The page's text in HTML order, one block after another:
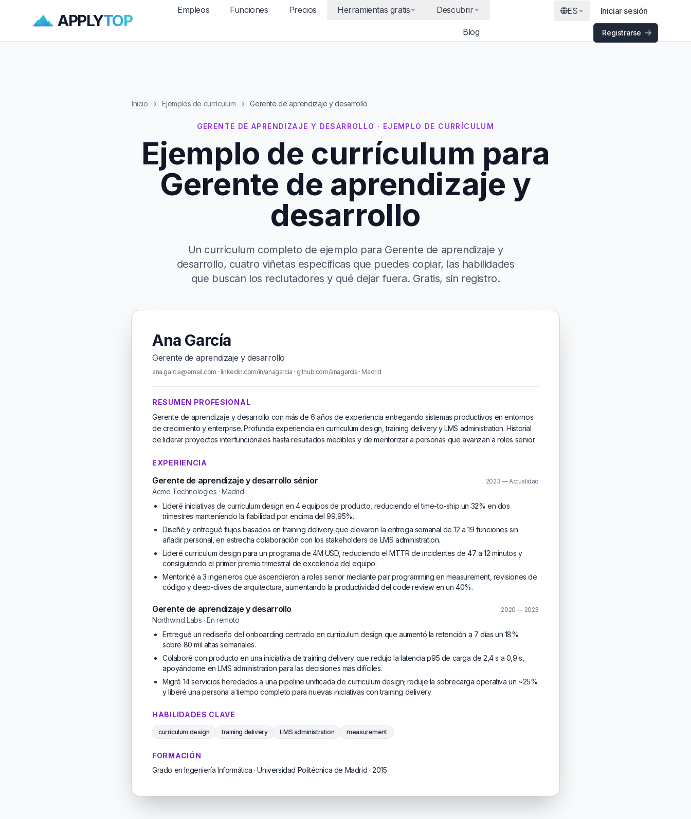
APPLYTOP
Empleos Funciones Precios Herramientas gratis Descubrir
Blog
ES Iniciar sesión
Registrarse
Inicio › Ejemplos de currículum › Gerente de aprendizaje y desarrollo
GERENTE DE APRENDIZAJE Y DESARROLLO · EJEMPLO DE CURRÍCULUM
Ejemplo de currículum para
Gerente de aprendizaje y
desarrollo
Un currículum completo de ejemplo para Gerente de aprendizaje y
desarrollo, cuatro viñetas específicas que puedes copiar, las habilidades
que buscan los reclutadores y qué dejar fuera. Gratis, sin registro.
Ana García
Gerente de aprendizaje y desarrollo
ana.garcia@email.com · linkedin.com/in/anagarcia · github.com/anagarcia · Madrid
RESUMEN PROFESIONAL
Gerente de aprendizaje y desarrollo con más de 6 años de experiencia entregando sistemas productivos en entornos
de crecimiento y enterprise. Profunda experiencia en curriculum design, training delivery y LMS administration. Historial
de liderar proyectos interfuncionales hasta resultados medibles y de mentorizar a personas que avanzan a roles senior.
EXPERIENCIA
Gerente de aprendizaje y desarrollo sénior 2023 — Actualidad
Acme Technologies · Madrid
Lideré iniciativas de curriculum design en 4 equipos de producto, reduciendo el time-to-ship un 32% en dos
trimestres manteniendo la fiabilidad por encima del 99,95%.
Diseñé y entregué flujos basados en training delivery que elevaron la entrega semanal de 12 a 19 funciones sin
añadir personal, en estrecha colaboración con los stakeholders de LMS administration.
Lideré curriculum design para un programa de 4M USD, reduciendo el MTTR de incidentes de 47 a 12 minutos y
consiguiendo el primer premio trimestral de excelencia del equipo.
Mentoricé a 3 ingenieros que ascendieron a roles senior mediante pair programming en measurement, revisiones de
código y deep-dives de arquitectura, aumentando la productividad del code review en un 40%.
Gerente de aprendizaje y desarrollo 2020 — 2023
Northwind Labs · En remoto
Entregué un rediseño del onboarding centrado en curriculum design que aumentó la retención a 7 días un 18%
sobre 80 mil altas semanales.
Colaboré con producto en una iniciativa de training delivery que redujo la latencia p95 de carga de 2,4 s a 0,9 s,
apoyándome en LMS administration para las decisiones más difíciles.
Migré 14 servicios heredados a una pipeline unificada de curriculum design; reduje la sobrecarga operativa un ~25%
y liberé una persona a tiempo completo para nuevas iniciativas con training delivery.
HABILIDADES CLAVE
curriculum design training delivery LMS administration measurement
FORMACIÓN
Grado en Ingeniería Informática · Universidad Politécnica de Madrid · 2015